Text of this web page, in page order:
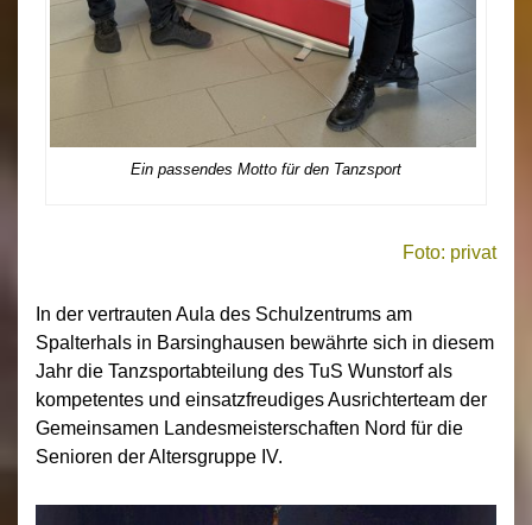
Ein passendes Motto für den Tanzsport
Foto: privat
In der vertrauten Aula des Schulzentrums am
Spalterhals in Barsinghausen bewährte sich in diesem
Jahr die Tanzsportabteilung des TuS Wunstorf als
kompetentes und einsatzfreudiges Ausrichterteam der
Gemeinsamen Landesmeisterschaften Nord für die
Senioren der Altersgruppe IV.